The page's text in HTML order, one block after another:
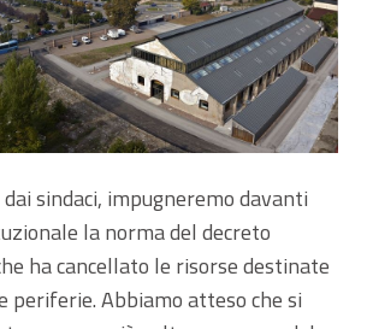
sindaci, impugneremo davanti
la norma del decreto
ha cancellato le risorse destinate
periferie. Abbiamo atteso che si